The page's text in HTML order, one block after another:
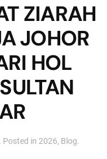
ZIARAH
JOHOR
HOL
. Posted in 2026, Blog.